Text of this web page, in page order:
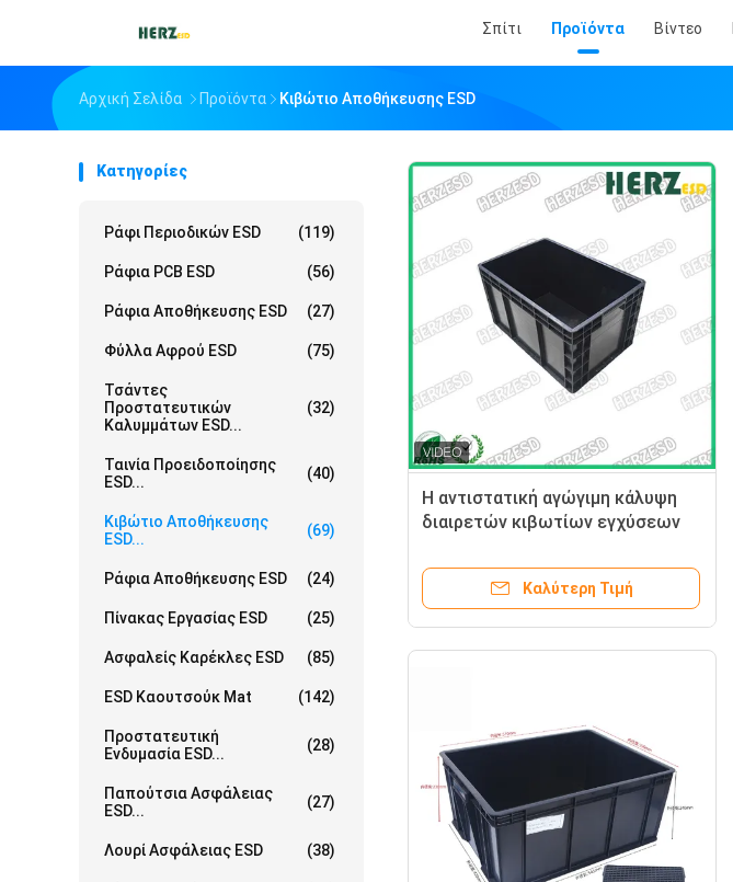
Σπίτι Προϊόντα Βίντεο
Αρχική Σελίδα Προϊόντα Κιβώτιο Αποθήκευσης ESD
Κατηγορίες
Ράφι Περιοδικών ESD (119)
Ράφια PCB ESD (56)
Ράφια Αποθήκευσης ESD (27)
Φύλλα Αφρού ESD (75)
Τσάντες
Προστατευτικών
Καλυμμάτων ESD...
(32)
Ταινία Προειδοποίησης
ESD...
(40)
Κιβώτιο Αποθήκευσης
ESD...
(69)
Ράφια Αποθήκευσης ESD (24)
Πίνακας Εργασίας ESD (25)
Ασφαλείς Καρέκλες ESD (85)
ESD Καουτσούκ Mat (142)
Προστατευτική
Ενδυμασία ESD...
(28)
Παπούτσια Ασφάλειας
ESD...
(27)
Λουρί Ασφάλειας ESD (38)
Η αντιστατική αγώγιμη κάλυψη
διαιρετών κιβωτίων εγχύσεων
στρώμα διαθέσιμο
Καλύτερη Τιμή